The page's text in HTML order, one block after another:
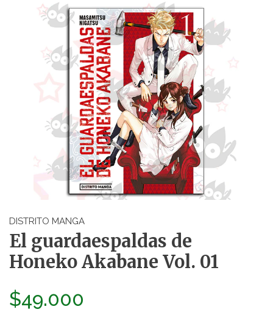
DISTRITO MANGA
El guardaespaldas de
Honeko Akabane Vol. 01
$49.000